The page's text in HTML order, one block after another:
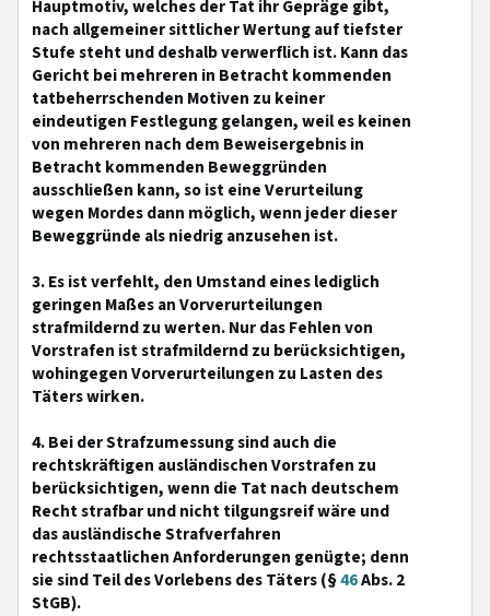
Hauptmotiv, welches der Tat ihr Gepräge gibt,
nach allgemeiner sittlicher Wertung auf tiefster
Stufe steht und deshalb verwerflich ist. Kann das
Gericht bei mehreren in Betracht kommenden
tatbeherrschenden Motiven zu keiner
eindeutigen Festlegung gelangen, weil es keinen
von mehreren nach dem Beweisergebnis in
Betracht kommenden Beweggründen
ausschließen kann, so ist eine Verurteilung
wegen Mordes dann möglich, wenn jeder dieser
Beweggründe als niedrig anzusehen ist.
3. Es ist verfehlt, den Umstand eines lediglich
geringen Maßes an Vorverurteilungen
strafmildernd zu werten. Nur das Fehlen von
Vorstrafen ist strafmildernd zu berücksichtigen,
wohingegen Vorverurteilungen zu Lasten des
Täters wirken.
4. Bei der Strafzumessung sind auch die
rechtskräftigen ausländischen Vorstrafen zu
berücksichtigen, wenn die Tat nach deutschem
Recht strafbar und nicht tilgungsreif wäre und
das ausländische Strafverfahren
rechtsstaatlichen Anforderungen genügte; denn
sie sind Teil des Vorlebens des Täters (§46Abs. 2
StGB).